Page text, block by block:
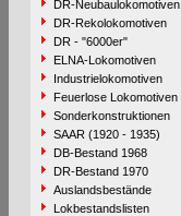
DR-Neubaulokomotiven
DR-Rekolokomotiven
DR - "6000er"
ELNA-Lokomotiven
Industrielokomotiven
Feuerlose Lokomotiven
Sonderkonstruktionen
SAAR (1920 - 1935)
DB-Bestand 1968
DR-Bestand 1970
Auslandsbestände
Lokbestandslisten